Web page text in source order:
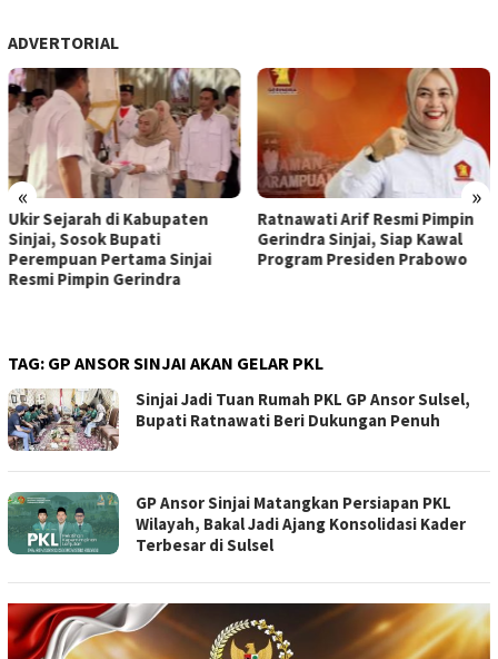
ADVERTORIAL
« »
Ukir Sejarah di Kabupaten
Sinjai, Sosok Bupati
Perempuan Pertama Sinjai
Resmi Pimpin Gerindra
Ratnawati Arif Resmi Pimpin
Gerindra Sinjai, Siap Kawal
Program Presiden Prabowo
TAG: GP ANSOR SINJAI AKAN GELAR PKL
Sinjai Jadi Tuan Rumah PKL GP Ansor Sulsel,
Bupati Ratnawati Beri Dukungan Penuh
GP Ansor Sinjai Matangkan Persiapan PKL
Wilayah, Bakal Jadi Ajang Konsolidasi Kader
Terbesar di Sulsel